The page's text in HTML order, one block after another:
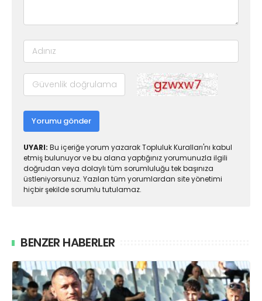
Yorumu gönder
UYARI: Bu içeriğe yorum yazarak Topluluk Kuralları'nı kabul
etmiş bulunuyor ve bu alana yaptığınız yorumunuzla ilgili
doğrudan veya dolaylı tüm sorumluluğu tek başınıza
üstleniyorsunuz. Yazılan tüm yorumlardan site yönetimi
hiçbir şekilde sorumlu tutulamaz.
BENZER HABERLER